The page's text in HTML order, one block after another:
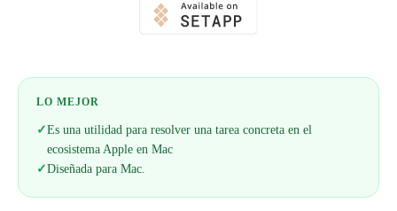
LO MEJOR
✓Es una utilidad para resolver una tarea concreta en el
ecosistema Apple en Mac
✓Diseñada para Mac.